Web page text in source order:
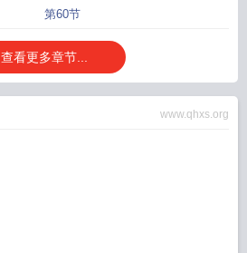
第60节
查看更多章节...
www.qhxs.org